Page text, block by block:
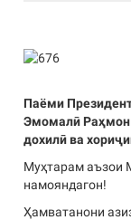
Паёми
Эмомалӣ Раҳмон
дохилӣ ва
Муҳтарам аъзои
намояндагон!
Ҳамватанони